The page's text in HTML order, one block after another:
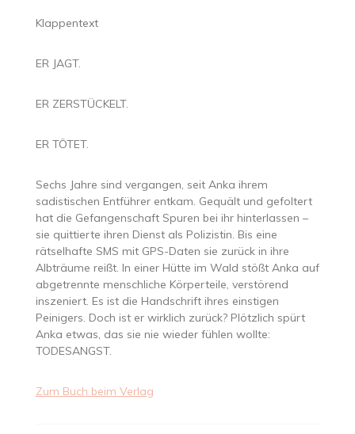
Klappentext
ER JAGT.
ER ZERSTÜCKELT.
ER TÖTET.
Sechs Jahre sind vergangen, seit Anka ihrem
sadistischen Entführer entkam. Gequält und gefoltert
hat die Gefangenschaft Spuren bei ihr hinterlassen –
sie quittierte ihren Dienst als Polizistin. Bis eine
rätselhafte SMS mit GPS-Daten sie zurück in ihre
Albträume reißt. In einer Hütte im Wald stößt Anka auf
abgetrennte menschliche Körperteile, verstörend
inszeniert. Es ist die Handschrift ihres einstigen
Peinigers. Doch ist er wirklich zurück? Plötzlich spürt
Anka etwas, das sie nie wieder fühlen wollte:
TODESANGST.
Zum Buch beim Verlag